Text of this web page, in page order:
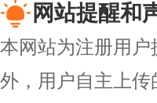
网站提醒和
本网站为注册用
外，用户自主上